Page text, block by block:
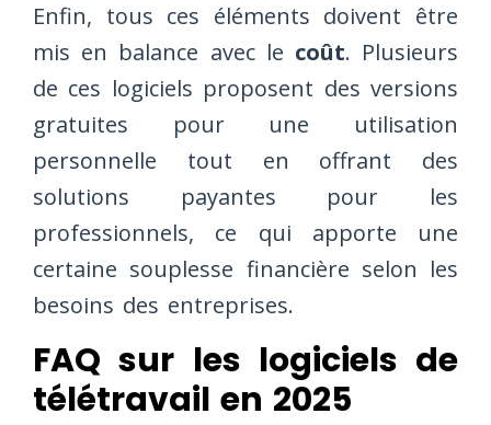
Enfin, tous ces éléments doivent être
mis en balance avec le coût. Plusieurs
de ces logiciels proposent des versions
gratuites pour une utilisation
personnelle tout en offrant des
solutions payantes pour les
professionnels, ce qui apporte une
certaine souplesse financière selon les
besoins des entreprises.
FAQ sur les logiciels de
télétravail en 2025